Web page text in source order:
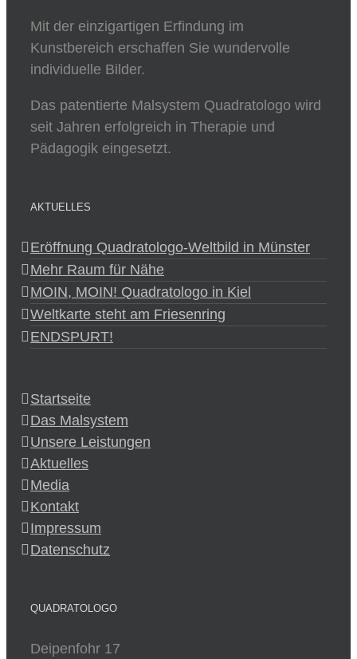
Mit der einzigartigen Erfindung im
Kunstbereich erschaffen Sie wundervolle
individuelle Bilder.
Das patentierte Malsystem Quadratologo wird
seit Jahren erfolgreich in Therapie und
Pädagogik eingesetzt.
AKTUELLES
Eröffnung Quadratologo-Weltbild in Münster
Mehr Raum für Nähe
MOIN, MOIN! Quadratologo in Kiel
Weltkarte steht am Friesenring
ENDSPURT!
Startseite
Das Malsystem
Unsere Leistungen
Aktuelles
Media
Kontakt
Impressum
Datenschutz
QUADRATOLOGO
Deipenfohr 17